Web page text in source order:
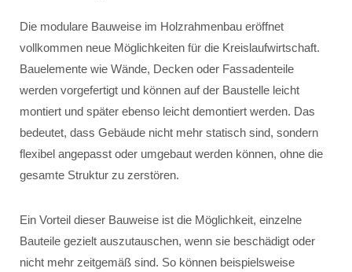
Die modulare Bauweise im Holzrahmenbau eröffnet
vollkommen neue Möglichkeiten für die Kreislaufwirtschaft.
Bauelemente wie Wände, Decken oder Fassadenteile
werden vorgefertigt und können auf der Baustelle leicht
montiert und später ebenso leicht demontiert werden. Das
bedeutet, dass Gebäude nicht mehr statisch sind, sondern
flexibel angepasst oder umgebaut werden können, ohne die
gesamte Struktur zu zerstören.
Ein Vorteil dieser Bauweise ist die Möglichkeit, einzelne
Bauteile gezielt auszutauschen, wenn sie beschädigt oder
nicht mehr zeitgemäß sind. So können beispielsweise